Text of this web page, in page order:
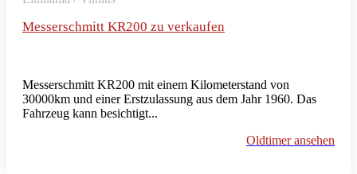
Messerschmitt KR200 zu verkaufen
Messerschmitt KR200 mit einem Kilometerstand von
30000km und einer Erstzulassung aus dem Jahr 1960. Das
Fahrzeug kann besichtigt...
Oldtimer ansehen